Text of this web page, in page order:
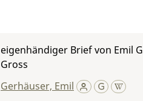
eigenhändiger Brief von Emil
Gross
Gerhäuser, Emil